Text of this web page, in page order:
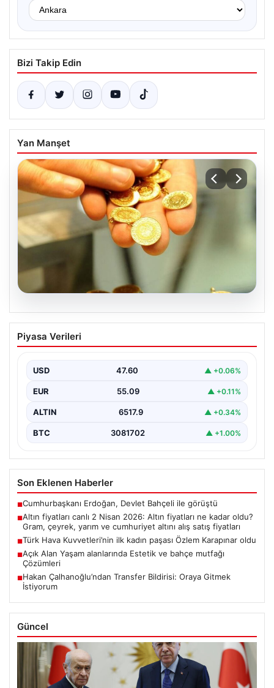
Bizi Takip Edin
Yan Manşet
05.08.2026
Altın fiyatları canlı 2 Nisan 2026: Altın
fiyatları ne kadar oldu? Gram, çeyrek,
fiyatları
Piyasa Verileri
USD 47.60 ▲ +0.06%
EUR 55.09 ▲ +0.11%
ALTIN 6517.9 ▲ +0.34%
BTC 3081702 ▲ +1.00%
Son Eklenen Haberler
■Cumhurbaşkanı Erdoğan, Devlet Bahçeli ile görüştü
■Altın fiyatları canlı 2 Nisan 2026: Altın fiyatları ne kadar oldu?
Gram, çeyrek, yarım ve cumhuriyet altını alış satış fiyatları
■Türk Hava Kuvvetleri’nin ilk kadın paşası Özlem Karapınar oldu
■Açık Alan Yaşam alanlarında Estetik ve bahçe mutfağı
Çözümleri
■Hakan Çalhanoğlu’ndan Transfer Bildirisi: Oraya Gitmek
İstiyorum
Güncel